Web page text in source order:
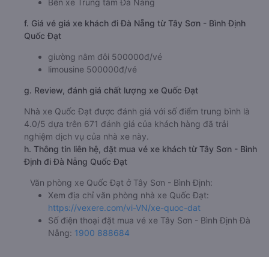
f. Giá vé giá xe khách đi Đà Nẵng từ Tây Sơn - Bình Định
Quốc Đạt
giường nằm đôi 500000đ/vé
limousine 500000đ/vé
g. Review, đánh giá chất lượng xe Quốc Đạt
Nhà xe Quốc Đạt được đánh giá với số điểm trung bình là
4.0/5 dựa trên 671 đánh giá của khách hàng đã trải
nghiệm dịch vụ của nhà xe này.
h. Thông tin liên hệ, đặt mua vé xe khách từ Tây Sơn - Bình
Định đi Đà Nẵng Quốc Đạt
Văn phòng xe Quốc Đạt ở Tây Sơn - Bình Định:
Xem địa chỉ văn phòng nhà xe Quốc Đạt:
https://vexere.com/vi-VN/xe-quoc-dat
Số điện thoại đặt mua vé xe Tây Sơn - Bình Định Đà
Nẵng: 1900 888684